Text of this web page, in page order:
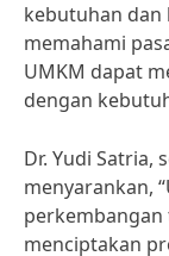
kebutuhan dan
memahami
UMKM dapat
dengan
Dr. Yudi Satria,
menyarankan,
menciptakan